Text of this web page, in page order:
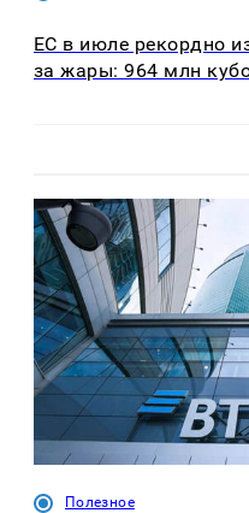
ЕС в июле рекордно
за жары: 964 млн
Полезное